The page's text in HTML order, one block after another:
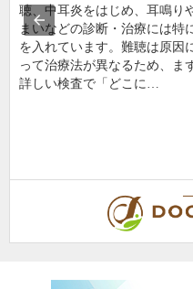
聴、中耳炎をはじめ、耳鳴り
まいなどの診断・治療には特
を入れています。難聴は原因
って治療法が異なるため、ま
詳しい検査で「どこに…